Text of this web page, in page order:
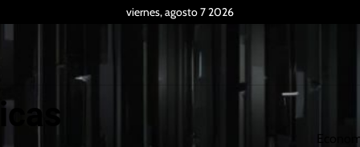
viernes, agosto 7 2026